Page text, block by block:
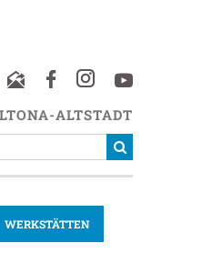
ALTSTADT
WERKSTÄTTEN